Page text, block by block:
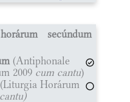
secúndum
(Antiphonale
2009 cum cantu)
(Liturgia Horárum